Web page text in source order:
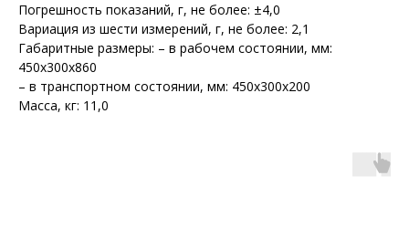
Погрешность показаний, г, не более: ±4,0
Вариация из шести измерений, г, не более: 2,1
Габаритные размеры: – в рабочем состоянии, мм:
450x300x860
– в транспортном состоянии, мм: 450x300x200
Масса, кг: 11,0